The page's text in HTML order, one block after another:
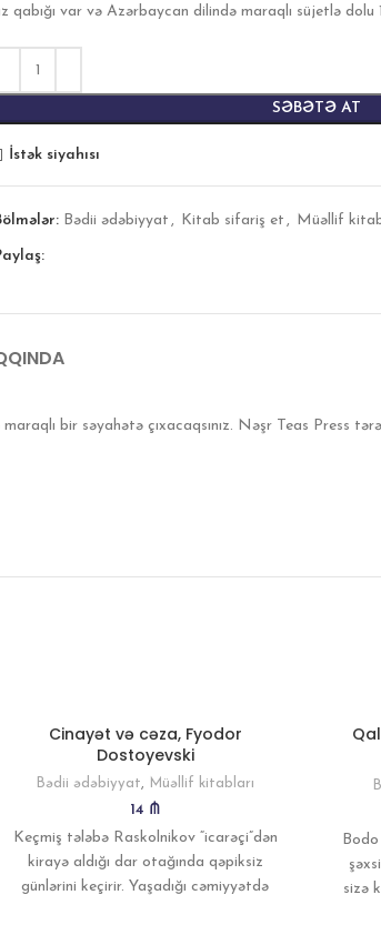
qabığı var və Azərbaycan dilində maraqlı süjetlə
SƏBƏTƏ AT
İstək siyahısı
Bədii ədəbiyyat , Kitab sifariş et , Müəllif
bir səyahətə çıxacaqsınız. Nəşr Teas Press
Cinayət və cəza, Fyodor
Dostoyevski
Bədii ədəbiyyat, Müəllif kitabları
14 ₼
Keçmiş tələbə Raskolnikov “icarəçi”dən
kirayə aldığı dar otağında qəpiksiz
günlərini keçirir. Yaşadığı cəmiyyətdə
Bodo
sizə